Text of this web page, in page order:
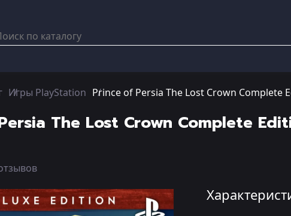
Игры PlayStation Prince of Persia The Lost Crown Complete
The Lost Crown Complete